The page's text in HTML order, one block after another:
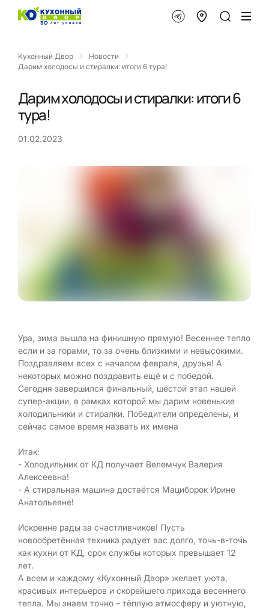
Кухонный Двор
Новости
Дарим холодосы и стиралки: итоги 6 тура!
Дарим холодосы и стиралки: итоги 6
тура!
01.02.2023
Ура, зима вышла на финишную прямую! Весеннее тепло
если и за горами, то за очень близкими и невысокими.
Поздравляем всех с началом февраля, друзья! А
некоторых можно поздравить ещё и с победой.
Сегодня завершился финальный, шестой этап нашей
супер-акции, в рамках которой мы дарим новенькие
холодильники и стиралки. Победители определены, и
сейчас самое время назвать их имена
Итак:
- Холодильник от КД получает Велемчук Валерия
Алексеевна!
- А стиральная машина достаётся Мациборок Ирине
Анатольевне!
Искренне рады за счастливчиков! Пусть
новообретённая техника радует вас долго, точь-в-точь
как кухни от КД, срок службы которых превышает 12
лет.
А всем и каждому «Кухонный Двор» желает уюта,
красивых интерьеров и скорейшего прихода весеннего
тепла. Мы знаем точно – тёплую атмосферу и уютную,